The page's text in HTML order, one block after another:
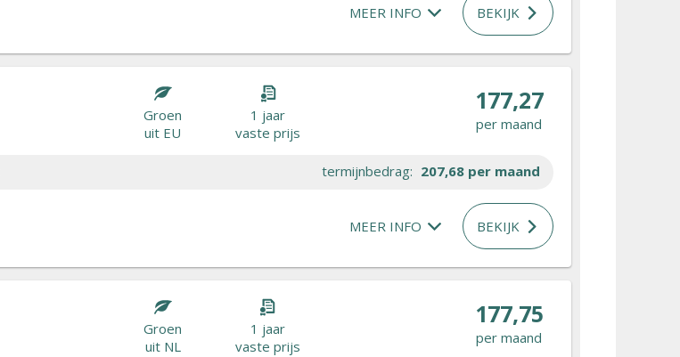
MEER INFO BEKIJK
Groen
uit EU
1 jaar
vaste prijs
177,27
per maand
termijnbedrag: 207,68 per maand
MEER INFO BEKIJK
Groen
uit NL
1 jaar
vaste prijs
177,75
per maand